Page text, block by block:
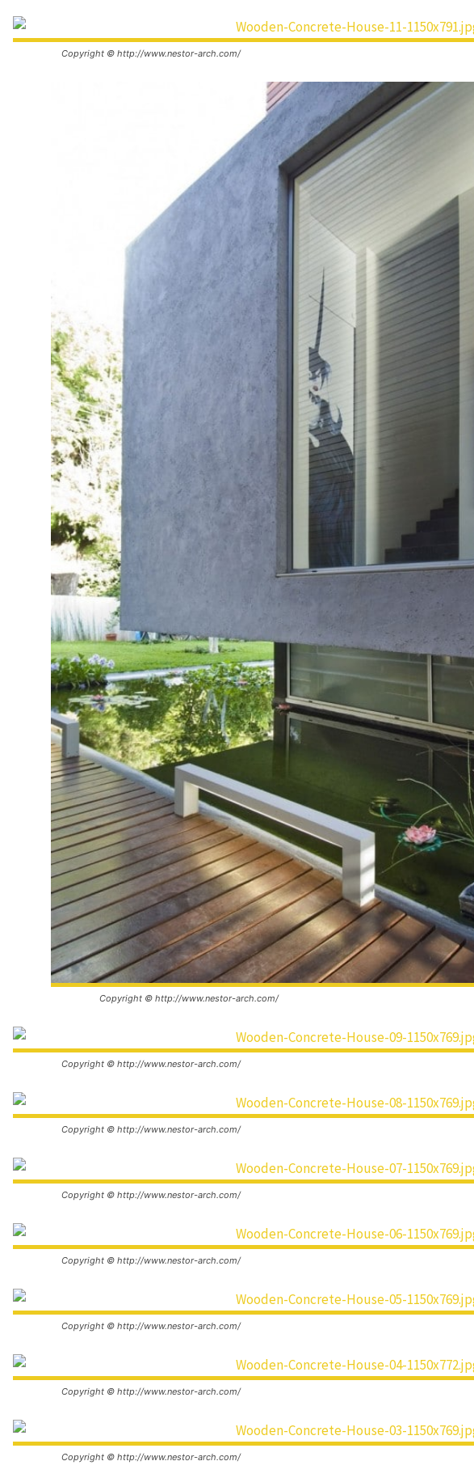
Copyright © http://www.nestor-arch.com/
Copyright © http://www.nestor-arch.com/
Copyright © http://www.nestor-arch.com/
Copyright © http://www.nestor-arch.com/
Copyright © http://www.nestor-arch.com/
Copyright © http://www.nestor-arch.com/
Copyright © http://www.nestor-arch.com/
Copyright © http://www.nestor-arch.com/
Copyright © http://www.nestor-arch.com/